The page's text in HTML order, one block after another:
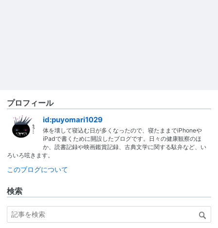
プロフィール
id:puyomari1029
体を壊して寝込む日が多くなったので、寝たままでiPhoneや
iPadで書くために開設したブログです。日々の健康観察のほ
か、読書記録や映画鑑賞記録、古典文学に関する駄弁など、い
ろいろ呟きます。
このブログについて
検索